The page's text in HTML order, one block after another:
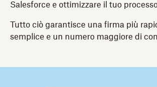
Salesforce e ottimizzare il tuo
Tutto ciò garantisce una firma più
semplice e un numero maggiore di